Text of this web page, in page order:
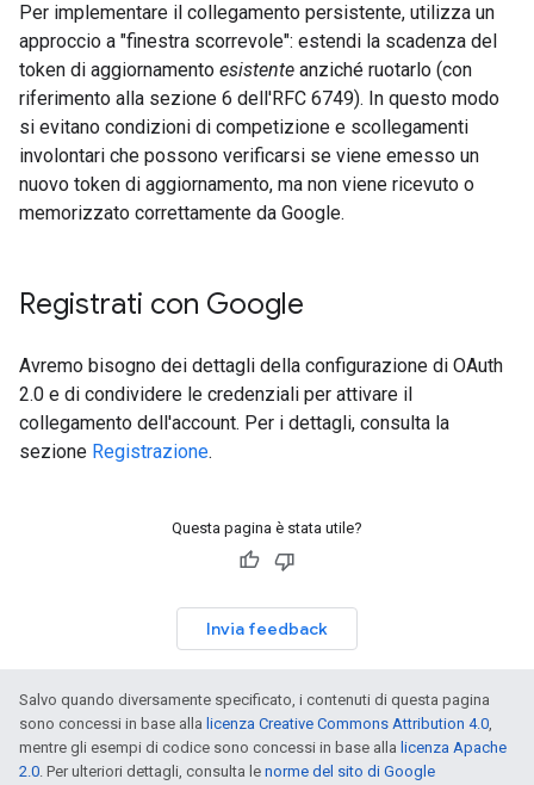
Per implementare il collegamento persistente, utilizza un
approccio a "finestra scorrevole": estendi la scadenza del
token di aggiornamento esistente anziché ruotarlo (con
riferimento alla sezione 6 dell'RFC 6749). In questo modo
si evitano condizioni di competizione e scollegamenti
involontari che possono verificarsi se viene emesso un
nuovo token di aggiornamento, ma non viene ricevuto o
memorizzato correttamente da Google.
Registrati con Google
Avremo bisogno dei dettagli della configurazione di OAuth
2.0 e di condividere le credenziali per attivare il
collegamento dell'account. Per i dettagli, consulta la
sezione Registrazione.
Questa pagina è stata utile?
Invia feedback
Salvo quando diversamente specificato, i contenuti di questa pagina
sono concessi in base alla licenza Creative Commons Attribution 4.0,
mentre gli esempi di codice sono concessi in base alla licenza Apache
2.0. Per ulteriori dettagli, consulta le norme del sito di Google